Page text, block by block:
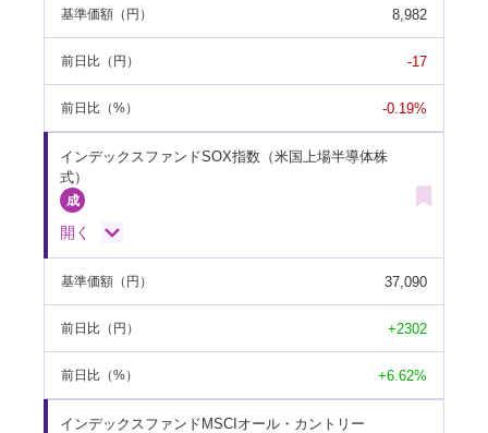
基準価額 （円） 8,982
前日比 （円） -17
前日比 （%） -0.19%
インデックスファンドSOX指数（米国上場半導体株
式）
開く
基準価額 （円） 37,090
前日比 （円） +2302
前日比 （%） +6.62%
インデックスファンドMSCIオール・カントリー